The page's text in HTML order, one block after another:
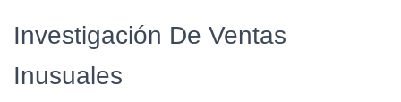
Investigación De Ventas
Inusuales